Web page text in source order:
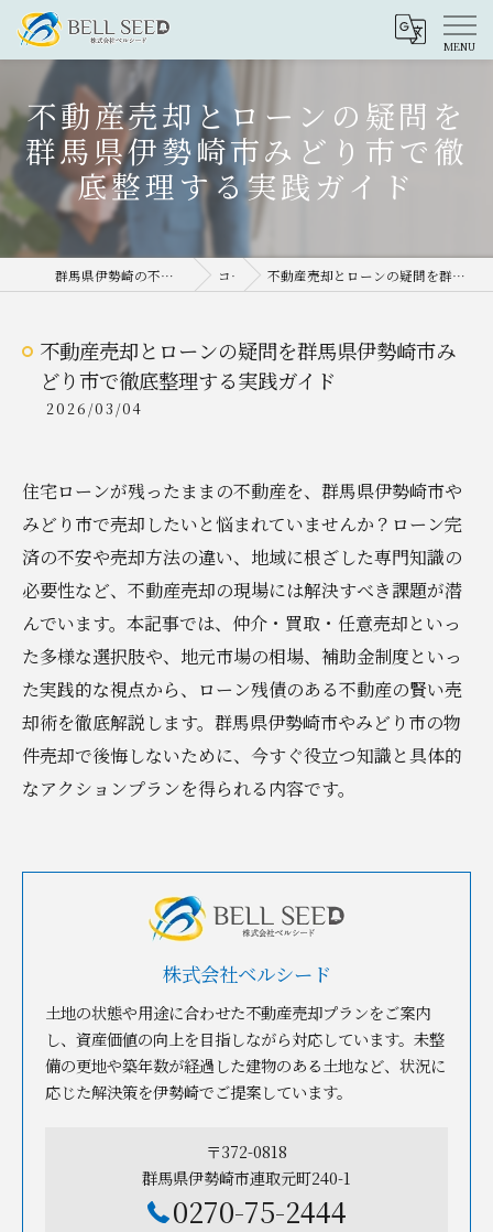
不動産売却とローンの疑問を
群馬県伊勢崎市みどり市で徹
底整理する実践ガイド
群馬県伊勢崎の不動産売却なら株式会社ベルシード コラム 不動産売却とローンの疑問を群馬県伊勢崎市みどり市で徹底整理する実践ガイド
不動産売却とローンの疑問を群馬県伊勢崎市み
どり市で徹底整理する実践ガイド
2026/03/04
住宅ローンが残ったままの不動産を、群馬県伊勢崎市や
みどり市で売却したいと悩まれていませんか？ローン完
済の不安や売却方法の違い、地域に根ざした専門知識の
必要性など、不動産売却の現場には解決すべき課題が潜
んでいます。本記事では、仲介・買取・任意売却といっ
た多様な選択肢や、地元市場の相場、補助金制度といっ
た実践的な視点から、ローン残債のある不動産の賢い売
却術を徹底解説します。群馬県伊勢崎市やみどり市の物
件売却で後悔しないために、今すぐ役立つ知識と具体的
なアクションプランを得られる内容です。
株式会社ベルシード
土地の状態や用途に合わせた不動産売却プランをご案内
し、資産価値の向上を目指しながら対応しています。未整
備の更地や築年数が経過した建物のある土地など、状況に
応じた解決策を伊勢崎でご提案しています。
〒372-0818
群馬県伊勢崎市連取元町240-1
0270-75-2444